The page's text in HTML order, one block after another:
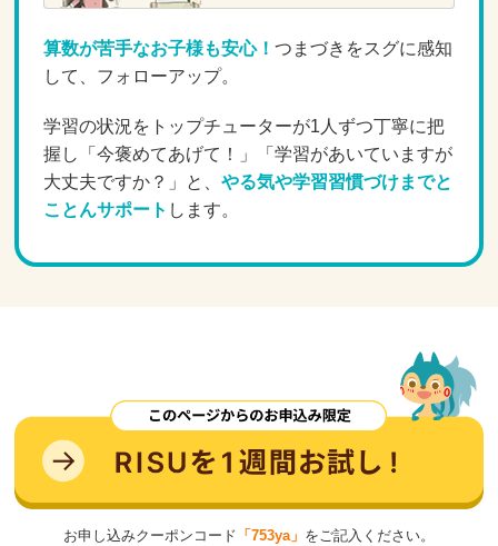
算数が苦手なお子様も安心！つまづきをスグに感知
して、フォローアップ。
学習の状況をトップチューターが1人ずつ丁寧に把
握し「今褒めてあげて！」「学習があいていますが
大丈夫ですか？」と、やる気や学習習慣づけまでと
ことんサポート します。
お申し込みクーポンコード 「753ya」 をご記入ください。